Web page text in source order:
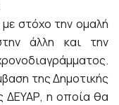
στόχο την ομαλή
άλλη και την
της Δημοτικής
ΔΕΥΑΡ, η οποία θα